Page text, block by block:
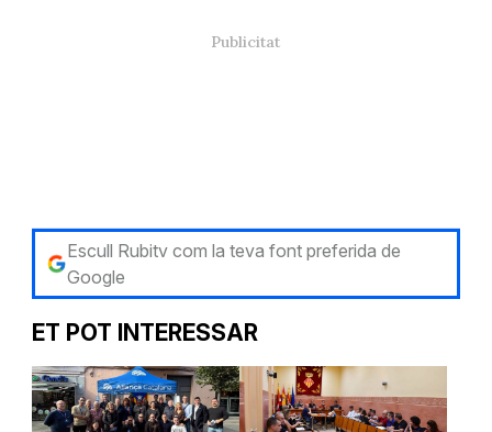
Escull Rubitv com la teva font preferida de
Google
ET POT INTERESSAR